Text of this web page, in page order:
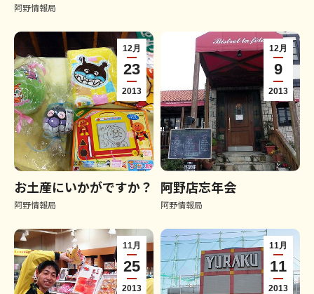
阿野情報局
12月
23
2013
お土産にいかがですか？
阿野情報局
12月
9
2013
阿野店忘年会
阿野情報局
11月
25
2013
11月
11
2013